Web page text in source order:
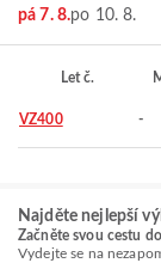
pá 7. 8.po 10. 8.
Let č.
VZ400 -
Najděte nejlepší
Začněte svou cestu
Vydejte se na